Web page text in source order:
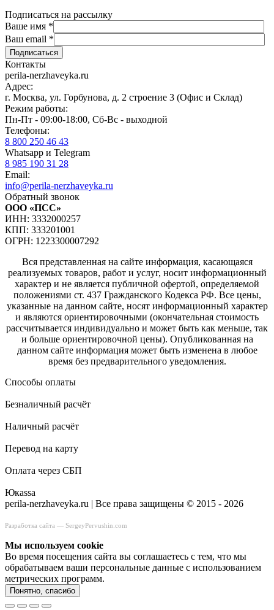
Подписаться на рассылку
Ваше имя *
Ваш email *
Контакты
perila-nerzhaveyka.ru
Адрес:
г. Москва, ул. Горбунова, д. 2 строение 3 (Офис и Склад)
Режим работы:
Пн-Пт - 09:00-18:00, Сб-Вс - выходной
Телефоны:
8 800 250 46 43
Whatsapp и Telegram
8 985 190 31 28
Email:
info@perila-nerzhaveyka.ru
Обратный звонок
ООО «ПСС»
ИНН: 3332000257
КПП: 333201001
ОГРН: 1223300007292
Вся представленная на сайте информация, касающаяся
реализуемых товаров, работ и услуг, носит информационный
характер и не является публичной офертой, определяемой
положениями ст. 437 Гражданского Кодекса РФ. Все цены,
указанные на данном сайте, носят информационный характер
и являются ориентировочными (окончательная стоимость
рассчитывается индивидуально и может быть как меньше, так
и больше ориентировочной цены). Опубликованная на
данном сайте информация может быть изменена в любое
время без предварительного уведомления.
Способы оплаты
Безналичный расчёт
Наличный расчёт
Перевод на карту
Оплата через СБП
Юкаssа
perila-nerzhaveyka.ru | Все права защищены © 2015 - 2026
Разработка сайта — SergeyPervushin.com
Мы используем сookie
Во время посещения сайта вы соглашаетесь с тем, что мы
обрабатываем ваши персональные данные с использованием
метрических программ.
Понятно, спасибо